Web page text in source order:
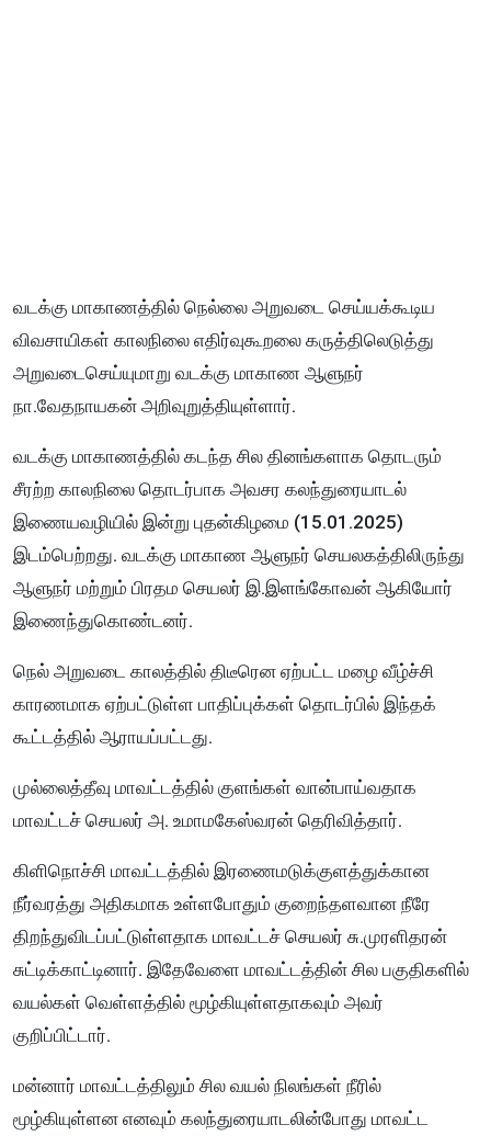
வடக்கு மாகாணத்தில் நெல்லை அறுவடை செய்யக்கூடிய
விவசாயிகள் காலநிலை எதிர்வுகூறலை கருத்திலெடுத்து
அறுவடைசெய்யுமாறு வடக்கு மாகாண ஆளுநர்
நா.வேதநாயகன் அறிவுறுத்தியுள்ளார்.
வடக்கு மாகாணத்தில் கடந்த சில தினங்களாக தொடரும்
சீரற்ற காலநிலை தொடர்பாக அவசர கலந்துரையாடல்
இணையவழியில் இன்று புதன்கிழமை (15.01.2025)
இடம்பெற்றது. வடக்கு மாகாண ஆளுநர் செயலகத்திலிருந்து
ஆளுநர் மற்றும் பிரதம செயலர் இ.இளங்கோவன் ஆகியோர்
இணைந்துகொண்டனர்.
நெல் அறுவடை காலத்தில் திடீரென ஏற்பட்ட மழை வீழ்ச்சி
காரணமாக ஏற்பட்டுள்ள பாதிப்புக்கள் தொடர்பில் இந்தக்
கூட்டத்தில் ஆராயப்பட்டது.
முல்லைத்தீவு மாவட்டத்தில் குளங்கள் வான்பாய்வதாக
மாவட்டச் செயலர் அ. உமாமகேஸ்வரன் தெரிவித்தார்.
கிளிநொச்சி மாவட்டத்தில் இரணைமடுக்குளத்துக்கான
நீர்வரத்து அதிகமாக உள்ளபோதும் குறைந்தளவான நீரே
திறந்துவிடப்பட்டுள்ளதாக மாவட்டச் செயலர் சு.முரளிதரன்
சுட்டிக்காட்டினார். இதேவேளை மாவட்டத்தின் சில பகுதிகளில்
வயல்கள் வெள்ளத்தில் மூழ்கியுள்ளதாகவும் அவர்
குறிப்பிட்டார்.
மன்னார் மாவட்டத்திலும் சில வயல் நிலங்கள் நீரில்
மூழ்கியுள்ளன எனவும் கலந்துரையாடலின்போது மாவட்ட